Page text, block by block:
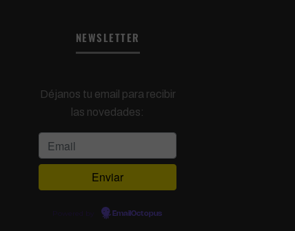
NEWSLETTER
Déjanos tu email para recibir
las novedades:
EmailOctopus